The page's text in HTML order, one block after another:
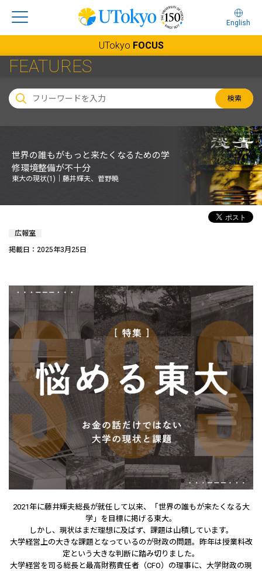
English
UTokyo FOCUS
FEATURES
検索
世界の誰もがもっと来たくなるための学
修環境整備が不十分
東大の現状(1)｜藤井輝夫、菅野暁
広報室
掲載日：2025年3月25日
2021年に藤井輝夫総長が就任して以来、「世界の誰もが来たくなる大
学」を目標に掲げる東大。
しかし、現状はまだ理想に及ばず、課題は山積しています。
大学経営上の大きな課題となっているのが財政の問題。昨年は授業料改
定という大きな判断に踏み切りました。
大学経営を司る総長と最高財務責任者（CFO）の理事に、大学財政の現